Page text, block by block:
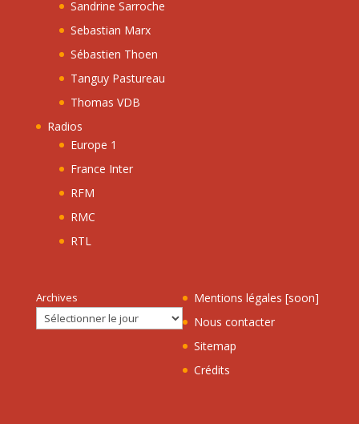
Sandrine Sarroche
Sebastian Marx
Sébastien Thoen
Tanguy Pastureau
Thomas VDB
Radios
Europe 1
France Inter
RFM
RMC
RTL
Archives
Mentions légales [soon]
Nous contacter
Sitemap
Crédits